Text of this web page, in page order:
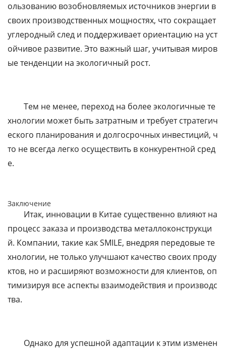
ользованию возобновляемых источников энергии в
своих производственных мощностях, что сокращает
углеродный след и поддерживает ориентацию на уст
ойчивое развитие. Это важный шаг, учитывая миров
ые тенденции на экологичный рост.
Тем не менее, переход на более экологичные те
хнологии может быть затратным и требует стратегич
еского планирования и долгосрочных инвестиций, ч
то не всегда легко осуществить в конкурентной сред
е.
Заключение
Итак, инновации в Китае существенно влияют на
процесс заказа и производства металлоконструкци
й. Компании, такие как SMILE, внедряя передовые те
хнологии, не только улучшают качество своих проду
ктов, но и расширяют возможности для клиентов, оп
тимизируя все аспекты взаимодействия и производс
тва.
Однако для успешной адаптации к этим изменен